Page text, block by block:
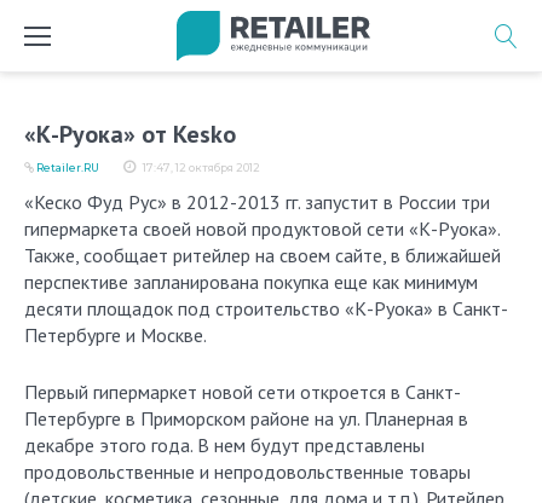
«К-Руока» от Kesko
17:47, 12 октября 2012
Retailer.RU
«Кеско Фуд Рус» в 2012-2013 гг. запустит в России три
гипермаркета своей новой продуктовой сети «К-Руока».
Также, сообщает ритейлер на своем сайте, в ближайшей
перспективе запланирована покупка еще как минимум
десяти площадок под строительство «К-Руока» в Санкт-
Петербурге и Москве.
Первый гипермаркет новой сети откроется в Санкт-
Петербурге в Приморском районе на ул. Планерная в
декабре этого года. В нем будут представлены
продовольственные и непродовольственные товары
(детские, косметика, сезонные, для дома и т.п.). Ритейлер